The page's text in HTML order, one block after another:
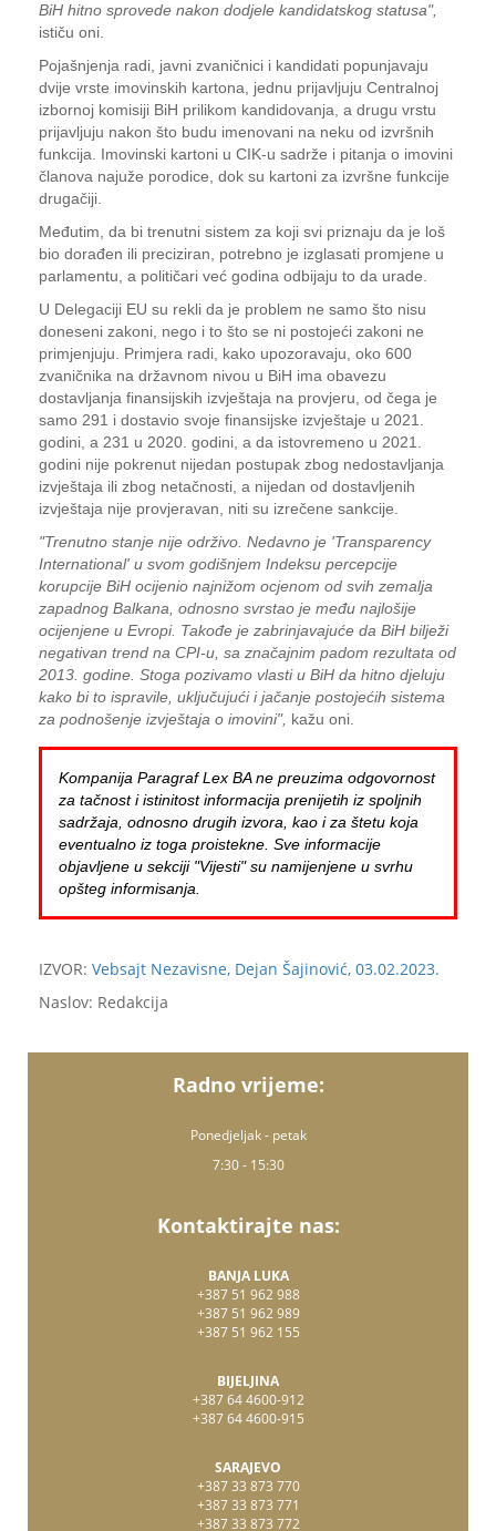
BiH hitno sprovede nakon dodjele kandidatskog statusa",
ističu oni.
Pojašnjenja radi, javni zvaničnici i kandidati popunjavaju
dvije vrste imovinskih kartona, jednu prijavljuju Centralnoj
izbornoj komisiji BiH prilikom kandidovanja, a drugu vrstu
prijavljuju nakon što budu imenovani na neku od izvršnih
funkcija. Imovinski kartoni u CIK-u sadrže i pitanja o imovini
članova najuže porodice, dok su kartoni za izvršne funkcije
drugačiji.
Međutim, da bi trenutni sistem za koji svi priznaju da je loš
bio dorađen ili preciziran, potrebno je izglasati promjene u
parlamentu, a političari već godina odbijaju to da urade.
U Delegaciji EU su rekli da je problem ne samo što nisu
doneseni zakoni, nego i to što se ni postojeći zakoni ne
primjenjuju. Primjera radi, kako upozoravaju, oko 600
zvaničnika na državnom nivou u BiH ima obavezu
dostavljanja finansijskih izvještaja na provjeru, od čega je
samo 291 i dostavio svoje finansijske izvještaje u 2021.
godini, a 231 u 2020. godini, a da istovremeno u 2021.
godini nije pokrenut nijedan postupak zbog nedostavljanja
izvještaja ili zbog netačnosti, a nijedan od dostavljenih
izvještaja nije provjeravan, niti su izrečene sankcije.
"Trenutno stanje nije održivo. Nedavno je 'Transparency
International' u svom godišnjem Indeksu percepcije
korupcije BiH ocijenio najnižom ocjenom od svih zemalja
zapadnog Balkana, odnosno svrstao je među najlošije
ocijenjene u Evropi. Takođe je zabrinjavajuće da BiH bilježi
negativan trend na CPI-u, sa značajnim padom rezultata od
2013. godine. Stoga pozivamo vlasti u BiH da hitno djeluju
kako bi to ispravile, uključujući i jačanje postojećih sistema
za podnošenje izvještaja o imovini", kažu oni.
Kompanija Paragraf Lex BA ne preuzima odgovornost
za tačnost i istinitost informacija prenijetih iz spoljnih
sadržaja, odnosno drugih izvora, kao i za štetu koja
eventualno iz toga proistekne. Sve informacije
objavljene u sekciji "Vijesti" su namijenjene u svrhu
opšteg informisanja.
IZVOR: Vebsajt Nezavisne, Dejan Šajinović, 03.02.2023.
Naslov: Redakcija
Radno vrijeme:
Ponedjeljak - petak
7:30 - 15:30
Kontaktirajte nas:
BANJA LUKA
+387 51 962 988
+387 51 962 989
+387 51 962 155
BIJELJINA
+387 64 4600-912
+387 64 4600-915
SARAJEVO
+387 33 873 770
+387 33 873 771
+387 33 873 772